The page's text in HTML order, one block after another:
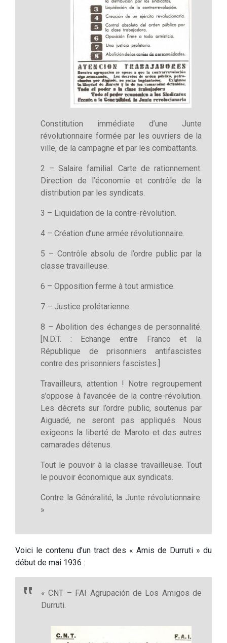
Constitution immédiate d’une Junte
révolutionnaire formée par les ouvriers de la
ville, de la campagne et par les combattants.
2 – Salaire familial. Carte de rationnement.
Direction de l’économie et contrôle de la
distribution par les syndicats.
3 – Liquidation de la contre-révolution.
4 – Création d’une armée révolutionnaire.
5 – Contrôle absolu de l’ordre public par la
classe travailleuse.
6 – Opposition ferme à tout armistice.
7 – Justice prolétarienne.
8 – Abolition des échanges de personnalité.
[N.D.T. : Echange entre Franco et la
République de prisonniers antifascistes
contre des prisonniers fascistes.]
Travailleurs, attention ! Notre regroupement
s’oppose à l’avancée de la contre-révolution.
Les décrets sur l’ordre public, soutenus par
Aiguadé, ne seront pas appliqués. Nous
exigeons la liberté de Maroto et des autres
camarades détenus.
Tout le pouvoir à la classe travailleuse. Tout
le pouvoir économique aux syndicats.
Contre la Généralité, la Junte révolutionnaire.
»
Voici le contenu d’un tract des « Amis de Durruti » du
début de mai 1936 :
« CNT – FAI Agrupación de Los Amigos de
Durruti.